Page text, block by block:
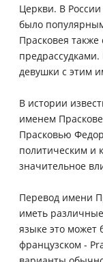
Церкви. В России
было
Прасковея
предрассудками.
девушки с этим
В истории
именем
Прасковью
политическим и
значительное
Перевод имени
иметь
языке это может
французском -